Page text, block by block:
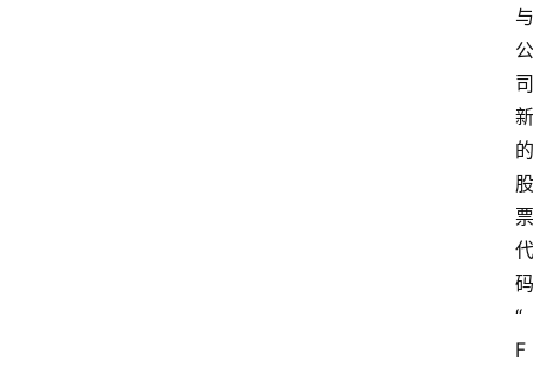
与
公
司
新
的
股
票
代
码
“
F